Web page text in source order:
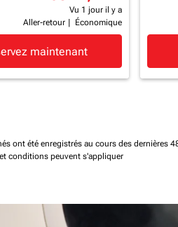
Vu 1 jour il y a
Aller-retour
Économique
maintenant
ont été enregistrés au cours des dernières
conditions peuvent s'appliquer